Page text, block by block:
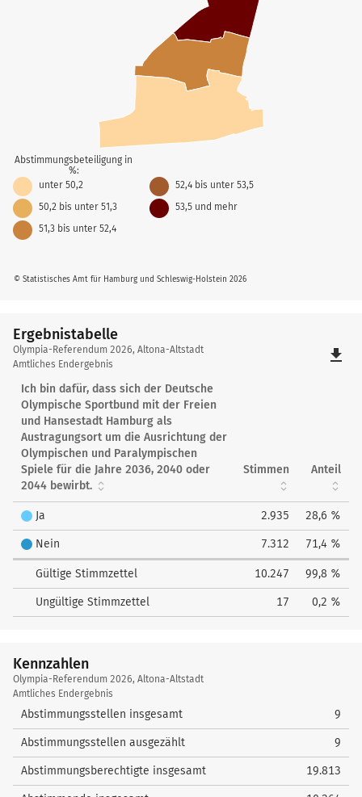
© Statistisches Amt für Hamburg und Schleswig-Holstein 2026
Abstimmungsbeteiligung in
%:
unter 50,2
50,2 bis unter 51,3
51,3 bis unter 52,4
52,4 bis unter 53,5
53,5 und mehr
Ergebnistabelle
Ergebnistabelle
Olympia-Referendum 2026, Altona-Altstadt
Amtliches Endergebnis
file_download
Ich bin dafür, dass sich der Deutsche
Olympische Sportbund mit der Freien
und Hansestadt Hamburg als
Austragungsort um die Ausrichtung der
Olympischen und Paralympischen
Spiele für die Jahre 2036, 2040 oder
2044 bewirbt.
Stimmen Anteil
Ja 2.935 28,6 %
Nein 7.312 71,4 %
Gültige Stimmzettel 10.247 99,8 %
Ungültige Stimmzettel 17 0,2 %
Kennzahlen
Kennzahlen
Olympia-Referendum 2026, Altona-Altstadt
Amtliches Endergebnis
Abstimmungsstellen insgesamt 9
Abstimmungsstellen ausgezählt 9
Abstimmungsberechtigte insgesamt 19.813